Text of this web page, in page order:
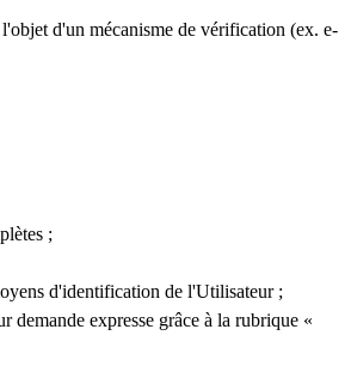
d'un mécanisme de vérification (ex. e-
;
d'identification de l'Utilisateur ;
expresse grâce à la rubrique «